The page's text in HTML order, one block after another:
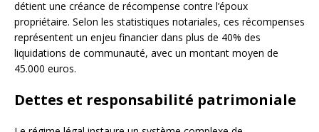
détient une créance de récompense contre l’époux
propriétaire. Selon les statistiques notariales, ces récompenses
représentent un enjeu financier dans plus de 40% des
liquidations de communauté, avec un montant moyen de
45.000 euros.
Dettes et responsabilité patrimoniale